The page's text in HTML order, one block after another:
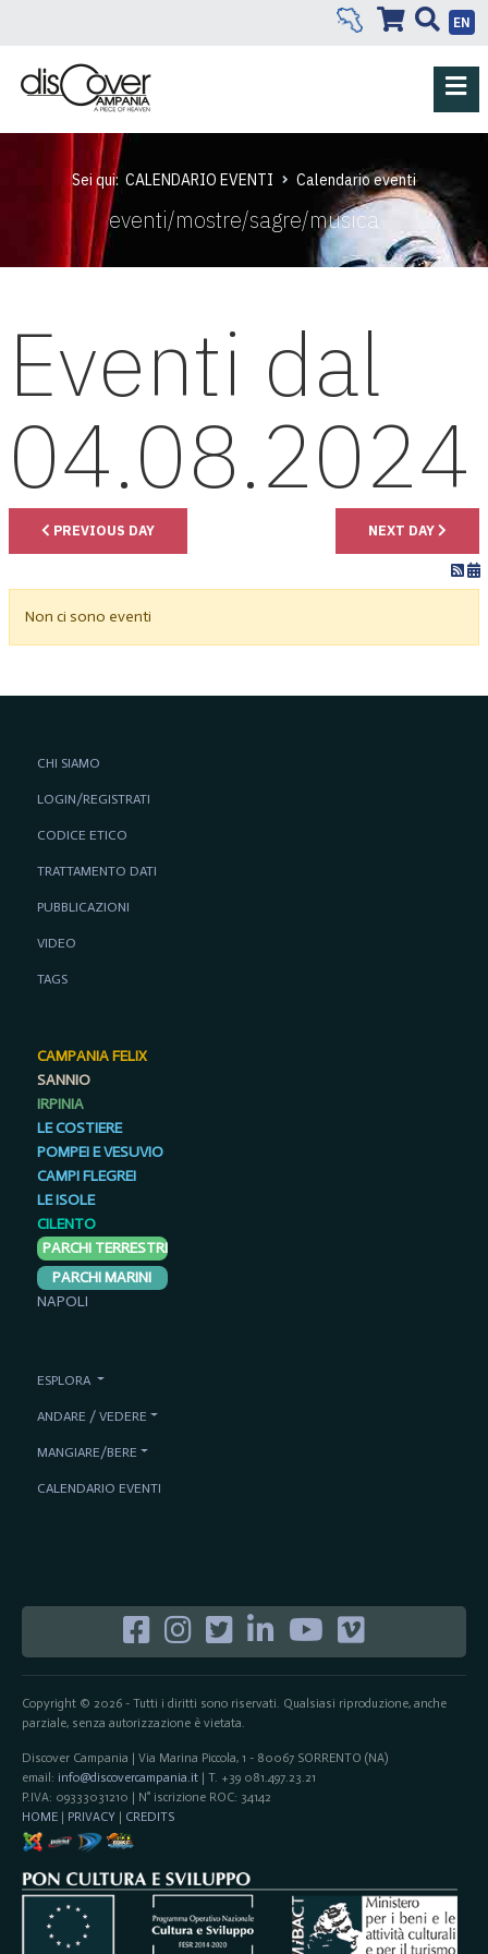
EN
Sei qui: CALENDARIO EVENTI Calendario eventi
eventi/mostre/sagre/musica
Eventi dal
04.08.2024
PREVIOUS DAY NEXT DAY
Non ci sono eventi
Copyright © 2026 - Tutti i diritti sono riservati. Qualsiasi riproduzione, anche
parziale, senza autorizzazione è vietata.
Discover Campania | Via Marina Piccola, 1 - 80067 SORRENTO (NA)
email: info@discovercampania.it| T. +39 081.497.23.21
P.IVA: 09333031210 | N° iscrizione ROC: 34142
HOME| PRIVACY | CREDITS
CHI SIAMO
LOGIN/REGISTRATI
CODICE ETICO
TRATTAMENTO DATI
PUBBLICAZIONI
VIDEO
TAGS
CAMPANIA FELIX
SANNIO
IRPINIA
LE COSTIERE
POMPEI E VESUVIO
CAMPI FLEGREI
LE ISOLE
CILENTO
PARCHI TERRESTRI
PARCHI MARINI
NAPOLI
ESPLORA
ANDARE / VEDERE
MANGIARE/BERE
CALENDARIO EVENTI